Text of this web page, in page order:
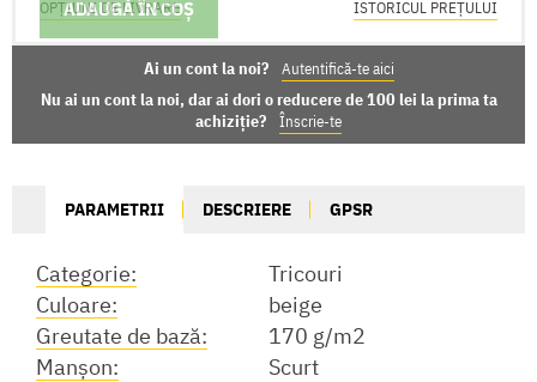
ADAUGĂ ÎN COȘ
OPȚIUNI DE LIVRARE ISTORICUL PREȚULUI
Ai un cont la noi? Autentifică-te aici
Nu ai un cont la noi, dar ai dori o reducere de 100 lei la prima ta
achiziție?
Înscrie-te
PARAMETRII DESCRIERE GPSR
Categorie:
Tricouri
Culoare:
beige
Greutate de bază:
170 g/m2
Manşon:
Scurt